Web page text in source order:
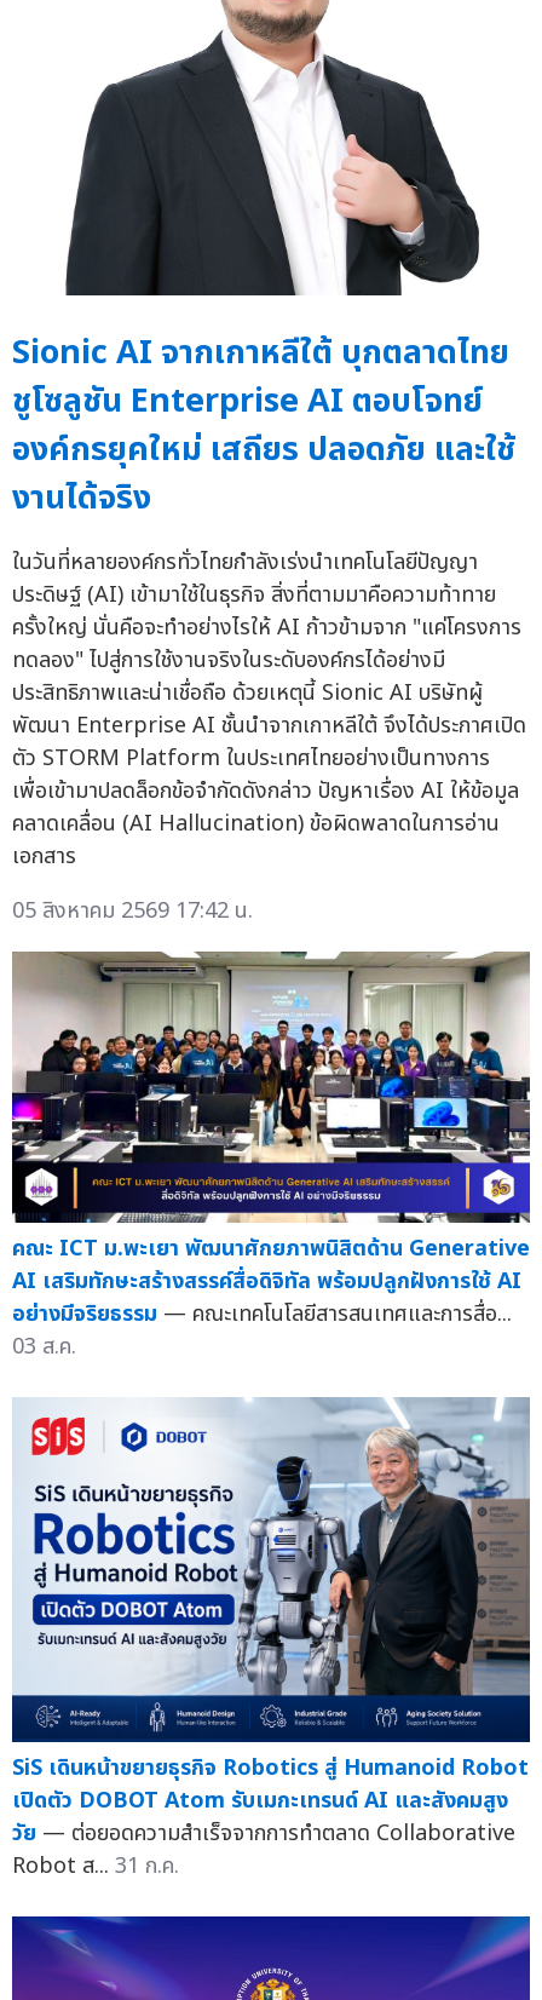
Sionic AI จากเกาหลีใต้ บุกตลาดไทย
ชูโซลูชัน Enterprise AI ตอบโจทย์
องค์กรยุคใหม่ เสถียร ปลอดภัย และใช้
งานได้จริง
ในวันที่หลายองค์กรทั่วไทยกำลังเร่งนำเทคโนโลยีปัญญา
ประดิษฐ์ (AI) เข้ามาใช้ในธุรกิจ สิ่งที่ตามมาคือความท้าทาย
ครั้งใหญ่ นั่นคือจะทำอย่างไรให้ AI ก้าวข้ามจาก "แค่โครงการ
ทดลอง" ไปสู่การใช้งานจริงในระดับองค์กรได้อย่างมี
ประสิทธิภาพและน่าเชื่อถือ ด้วยเหตุนี้ Sionic AI บริษัทผู้
พัฒนา Enterprise AI ชั้นนำจากเกาหลีใต้ จึงได้ประกาศเปิด
ตัว STORM Platform ในประเทศไทยอย่างเป็นทางการ
เพื่อเข้ามาปลดล็อกข้อจำกัดดังกล่าว ปัญหาเรื่อง AI ให้ข้อมูล
คลาดเคลื่อน (AI Hallucination) ข้อผิดพลาดในการอ่าน
เอกสาร
05 สิงหาคม 2569 17:42 น.
คณะ ICT ม.พะเยา พัฒนาศักยภาพนิสิตด้าน Generative
AI เสริมทักษะสร้างสรรค์สื่อดิจิทัล พร้อมปลูกฝังการใช้ AI
อย่างมีจริยธรรม — คณะเทคโนโลยีสารสนเทศและการสื่อ...
03 ส.ค.
SiS เดินหน้าขยายธุรกิจ Robotics สู่ Humanoid Robot
เปิดตัว DOBOT Atom รับเมกะเทรนด์ AI และสังคมสูง
วัย — ต่อยอดความสำเร็จจากการทำตลาด Collaborative
Robot ส... 31 ก.ค.